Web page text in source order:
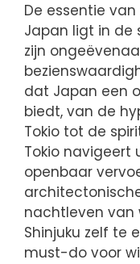
De essentie
Japan ligt in de
zijn
dat Japan een
biedt, van de
Tokio tot de
Tokio navigeert
openbaar
nachtleven van
Shinjuku zelf te
must-do voor